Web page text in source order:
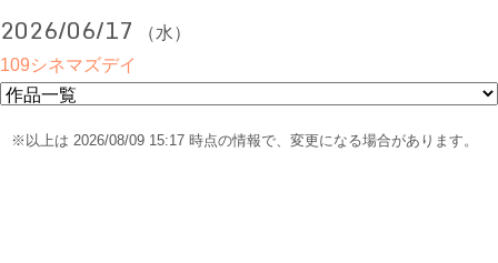
2026/06/17
（水）
109シネマズデイ
※以上は 2026/08/09 15:17 時点の情報で、変更になる場合があります。